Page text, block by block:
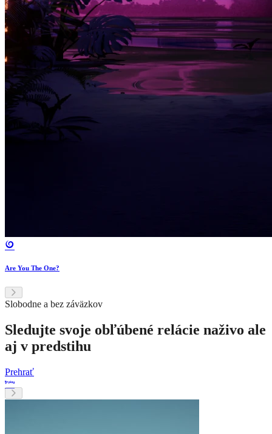
Are You The One?
Slobodne a bez záväzkov
Sledujte svoje obľúbené relácie naživo ale
aj v predstihu
Prehrať